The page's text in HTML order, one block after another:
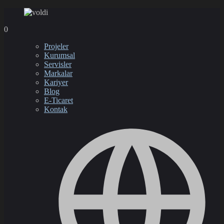
0
Projeler
Kurumsal
Servisler
Markalar
Kariyer
Blog
E-Ticaret
Kontak